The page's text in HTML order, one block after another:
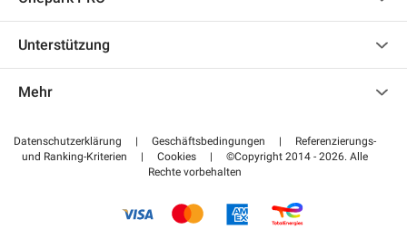
Werden Sie unser Partner
Auf meinen Partnerbereich zugreifen
Unterstützung
Bezahlen Sie Ihren Parkplatz FLOW
Mehr
Datenschutzerklärung | Geschäftsbedingungen |
Referenzierungs-
und Ranking-Kriterien
| Cookies |
©Copyright 2014 - 2026. Alle
Rechte vorbehalten